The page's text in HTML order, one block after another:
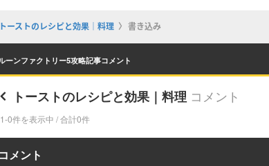
トーストのレシピと効果｜料理 書き込み
ーンファクトリー5攻略記事コメント
トーストのレシピと効果｜料理 コメント
1-0件を表示中 / 合計0件
コメント